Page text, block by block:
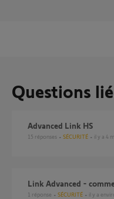
Questions
Advanced Link HS
15 réponses SÉCURITÉ il y a 4
Link Advanced -
1 réponse SÉCURITÉ il y a